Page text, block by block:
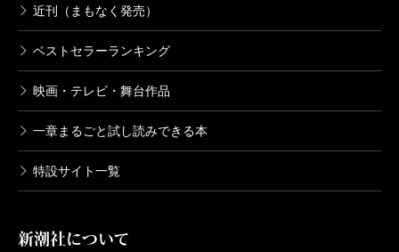
近刊（まもなく発売）
ベストセラーランキング
映画・テレビ・舞台作品
一章まるごと試し読みできる本
特設サイト一覧
新潮社について